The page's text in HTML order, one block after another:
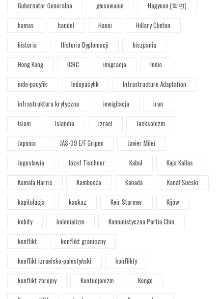
Gubernator Generalna
głosowanie
Hagyeon (학연)
hamas
handel Hanoi
Hillary Clinton
historia
Historia Dyplomacji
hiszpania
Hong Kong
ICRC imigracja
Indie
indo-pacyfik
Indopacyfik
Infrastructure Adaptation
infrastruktura krytyczna
inwigilacja
iran
Islam
Islandia izrael
Jacksonizm
Japonia
JAS-39 E/F Gripen
Javier Milei
Jugosławia
Józef Tischner Kabul
Kaja Kallas
Kamala Harris
Kambodża Kanada
Kanał Sueski
kapitulacja
kaukaz Keir Starmer
Kijów
kobity
kolonializm
Komunistyczna Partia Chin
konflikt
konflikt graniczny
konflikt izraelsko-palestyński
konflikty
konflikt zbrojny
Konfucjanizm
Kongo